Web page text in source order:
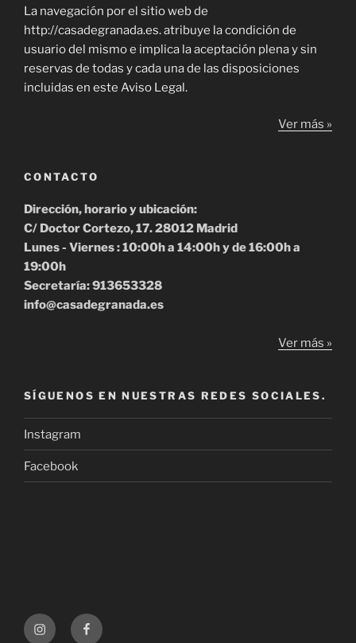
La navegación por el sitio web de
http://casadegranada.es. atribuye la condición de
usuario del mismo e implica la aceptación plena y sin
reservas de todas y cada una de las disposiciones
incluidas en este Aviso Legal.
Ver más »
CONTACTO
Dirección, horario y ubicación:
C/ Doctor Cortezo, 17. 28012 Madrid
Lunes - Viernes : 10:00h a 14:00h y de 16:00h a
19:00h
Secretaría: 913653328
info@casadegranada.es
Ver más »
SÍGUENOS EN NUESTRAS REDES SOCIALES.
Instagram
Facebook
InstagramFacebook